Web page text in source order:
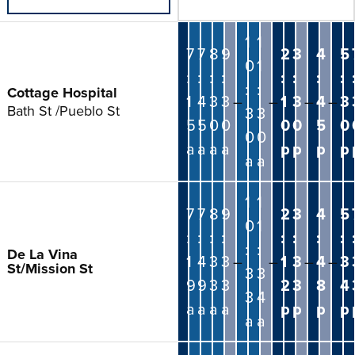
Cottage Hospital
Bath St /Pueblo St
7
:
1
5
a
7
:
4
5
a
8
:
3
0
a
9
:
3
0
a
–
1
0
:
3
0
a
1
1
:
3
0
a
–
2
:
1
0
p
3
:
3
0
p
–
4
:
4
5
p
–
5
:
3
0
p
:
De La Vina
St/Mission St
7
:
1
9
a
7
:
4
9
a
8
:
3
3
a
9
:
3
3
a
–
1
0
:
3
3
a
1
1
:
3
4
a
–
2
:
1
2
p
3
:
3
3
p
–
4
:
4
8
p
–
5
:
3
4
p
: